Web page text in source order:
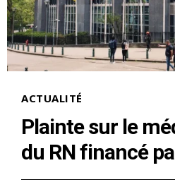
ACTUALITÉ
Plainte sur le
du RN financé